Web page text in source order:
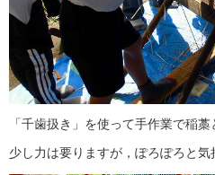
「千歯扱き」を使って手作業で稲藁
少し力は要りますが，ぽろぽろと気